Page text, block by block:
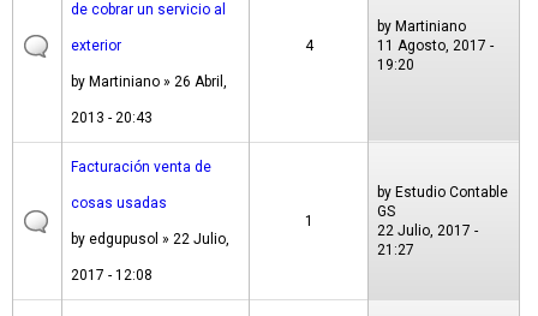
de cobrar un servicio al
exterior
by Martiniano » 26 Abril,
2013 - 20:43
4
by Martiniano
11 Agosto, 2017 -
19:20
Facturación venta de
cosas usadas
by edgupusol » 22 Julio,
2017 - 12:08
1
by Estudio Contable
GS
22 Julio, 2017 -
21:27